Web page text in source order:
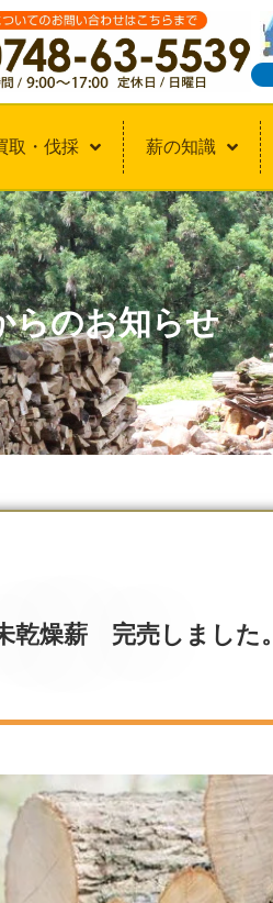
取・伐採 薪の知識
らのお知らせ
乾燥薪 完売しました。